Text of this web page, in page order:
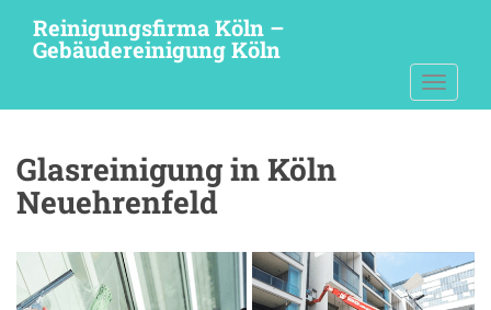
t
Reinigungsfirma Köln –
Gebäudereinigung Köln
Glasreinigung in Köln
Neuehrenfeld